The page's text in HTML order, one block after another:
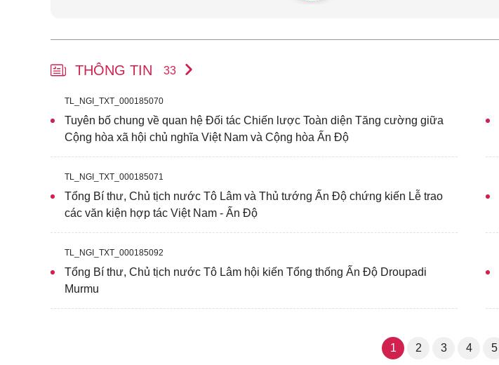
THÔNG TIN 33
TL_NGI_TXT_000185070
Tuyên bố chung về quan hệ Đối tác Chiến lược Toàn diện Tăng cường giữa
Cộng hòa xã hội chủ nghĩa Việt Nam và Cộng hòa Ấn Độ
TL_NGI_TXT_000185071
Tổng Bí thư, Chủ tịch nước Tô Lâm và Thủ tướng Ấn Độ chứng kiến Lễ trao
các văn kiện hợp tác Việt Nam - Ấn Độ
TL_NGI_TXT_000185092
Tổng Bí thư, Chủ tịch nước Tô Lâm hội kiến Tổng thống Ấn Độ Droupadi
Murmu
1 2 3 4 5